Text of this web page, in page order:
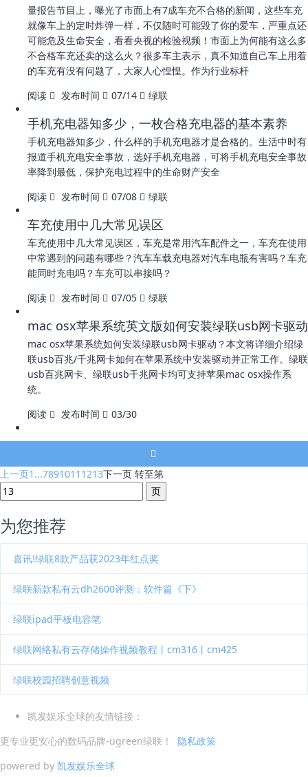
量报告节目上，曝光了市面上有7成车充不合格的新闻，这些车充
就像车上的定时炸弹一样，不仅随时可能毁了你的爱车，严重点还
可能危及生命安全，看看央视的检验视频！市面上为何能有这么多
不合格车充还卖的这么火？很多车主表示，真不知道自己车上用着
的车充有没有问题了，大家人心惶惶。作为行业标杆
阅读
发布时间 07/14 绿联
手机充电器知多少，一枚合格充电器的基本素养
手机充电器知多少，什么样的手机充电器才是合格的。生活中时有
报道手机充电安全事故，选好手机充电器，可将手机充电安全事故
率降到最低，保护充电过程中的生命财产安全
阅读
发布时间 07/08 绿联
车充使用中几大常见误区
车充使用中几大常见误区，车充是常用汽车配件之一，车充在使用
中常遇到的问题有哪些？汽车车载充电器对汽车电瓶有害吗？车充
能同时充电吗？车充可以串接吗？
阅读
发布时间 07/05 绿联
mac osx苹果系统英文版如何安装绿联usb网卡驱动
mac osx苹果系统如何安装绿联usb网卡驱动？本文将详细介绍绿
联usb百兆/千兆网卡如何在苹果系统中安装驱动并正常工作。绿联
usb百兆网卡、绿联usb千兆网卡均可支持苹果mac osx操作系
统。
阅读
发布时间 03/30
上一页1...7891011 1213下一页 转至第
为您推荐
喜讯!绿联8款产品获2023年红点奖
绿联新款私有云dh2600评测：软件篇《下》
绿联ipad平板电容笔
绿联网络私有云存储操作视频教程丨cm316丨cm425
绿联校园招聘创意视频
凯发娱乐全球的友情链接：
更专业更安心的数码品牌-ugreen绿联！ 隐私政策
powered by 凯发娱乐全球